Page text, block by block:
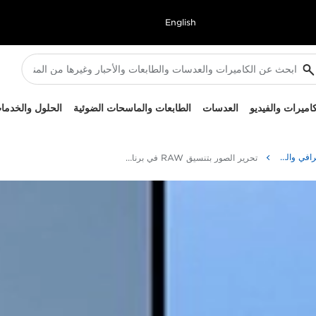
English
والفيديو العدسات الطابعات والماسحات الضوئية الحلول
نصائح حول التصوير الفوتوغرافي والطباعة وتقنياتها تحرير الصور بتنسيق RAW في برنامج DPP